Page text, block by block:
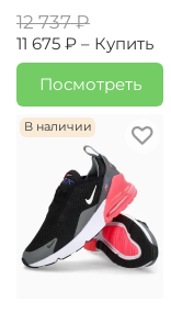
12 737 ₽
11 675 ₽ – Купить
Посмотреть
В наличии